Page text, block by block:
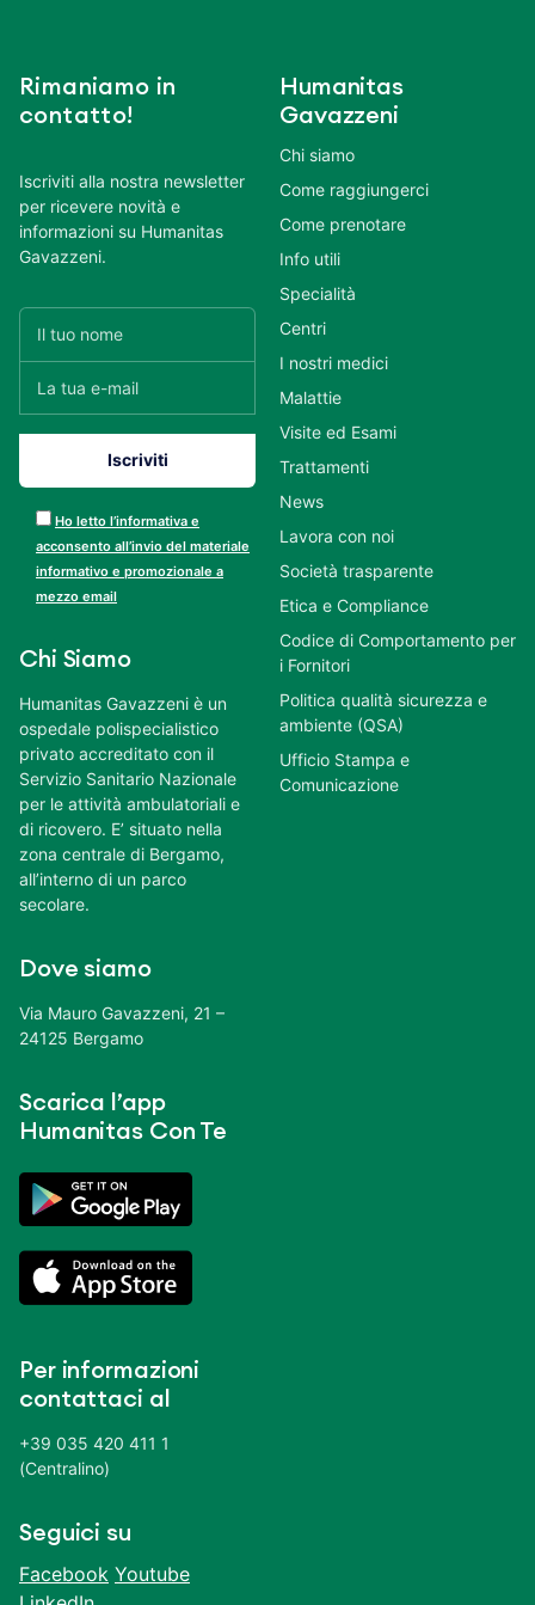
Rimaniamo in
contatto!
Iscriviti alla nostra newsletter
per ricevere novità e
informazioni su Humanitas
Gavazzeni.
Ho letto l’informativa e
acconsento all’invio del materiale
informativo e promozionale a
mezzo email
Chi Siamo
Humanitas Gavazzeni è un
ospedale polispecialistico
privato accreditato con il
Servizio Sanitario Nazionale
per le attività ambulatoriali e
di ricovero. E’ situato nella
zona centrale di Bergamo,
all’interno di un parco
secolare.
Dove siamo
Via Mauro Gavazzeni, 21 –
24125 Bergamo
Scarica l’app
Humanitas Con Te
Per informazioni
contattaci al
+39 035 420 411 1
(Centralino)
Seguici su
Facebook Youtube
Humanitas
Gavazzeni
Chi siamo
Come raggiungerci
Come prenotare
Info utili
Specialità
Centri
I nostri medici
Malattie
Visite ed Esami
Trattamenti
News
Lavora con noi
Società trasparente
Etica e Compliance
Codice di Comportamento per
i Fornitori
Politica qualità sicurezza e
ambiente (QSA)
Ufficio Stampa e
Comunicazione